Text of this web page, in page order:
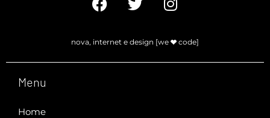
nova, internet e design [we code]
Menu
Home